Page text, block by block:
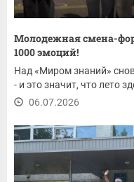
Молодежная смена-
1000 эмоций!
Над «Миром знаний»
- и это значит, что лето
06.07.2026